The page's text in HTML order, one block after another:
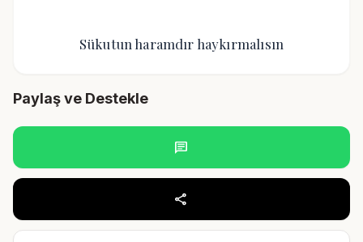
Sükutun haramdır haykırmalısın
Paylaş ve Destekle
chat
share